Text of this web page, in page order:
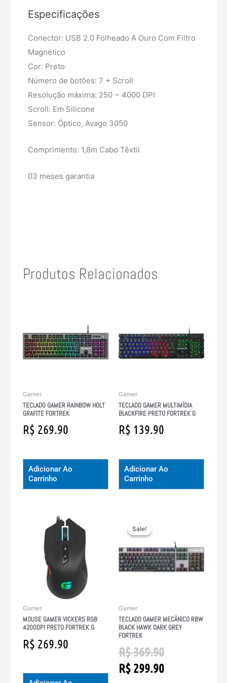
Especificações
Conector: USB 2.0 Folheado A Ouro Com Filtro
Magnético
Cor: Preto
Número de botões: 7 + Scroll
Resolução máxima: 250 ~ 4000 DPI
Scroll: Em Silicone
Sensor: Óptico, Avago 3050
Comprimento: 1,8m Cabo Têxtil
03 meses garantia
Produtos Relacionados
Gamer
TECLADO GAMER RAINBOW HOLT
GRAFITE FORTREK
R$ 269.90
Adicionar Ao
Carrinho
Gamer
TECLADO GAMER MULTIMÍDIA
BLACKFIRE PRETO FORTREK G
R$ 139.90
Adicionar Ao
Carrinho
Gamer
MOUSE GAMER VICKERS RGB
4200DPI PRETO FORTREK G
R$ 269.90
Sale!
Sale!
Gamer
TECLADO GAMER MECÂNICO RBW
BLACK HAWK DARK GREY
FORTREK
R$369.90
preço
original
era:
R$ 299.90
preço
atual
é: